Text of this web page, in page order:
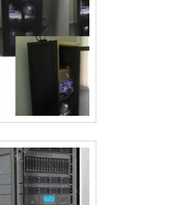
melhor
Rack for
mais
de
rack
com